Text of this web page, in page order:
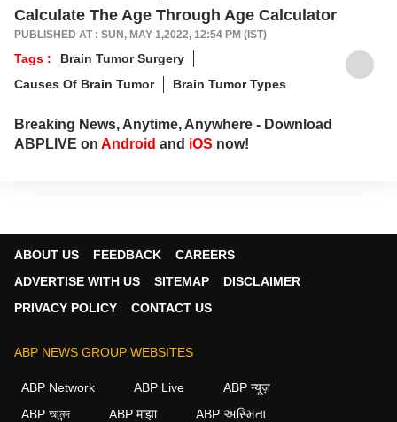
Calculate The Age Through Age Calculator
PUBLISHED AT : SUN, MAY 1,2022, 12:54 PM (IST)
Tags :
Brain Tumor Surgery
Causes Of Brain Tumor
Brain Tumor Types
Breaking News, Anytime, Anywhere - Download
ABPLIVE on Android and iOS now!
ABOUT US FEEDBACK
CAREERS
ADVERTISE WITH US
SITEMAP
DISCLAIMER
PRIVACY POLICY
CONTACT US
ABP NEWS GROUP WEBSITES
ABP Network ABP Live
ABP न्यूज़
ABP আনন্দ
ABP माझा ABP અસ્મિતા